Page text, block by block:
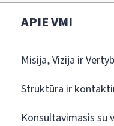
APIE VMI
Misija, Vizija ir
Struktūra ir
Konsultavimasis su